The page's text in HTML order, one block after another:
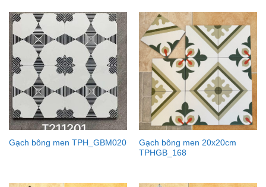
Gạch bông men TPH_GBM020
Gạch bông men 20x20cm
TPHGB_168